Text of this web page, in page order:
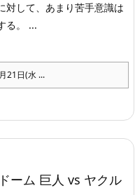
対して、あまり苦手意識は
る。 ...
21日(水 ...
ーム 巨人 vs ヤクル